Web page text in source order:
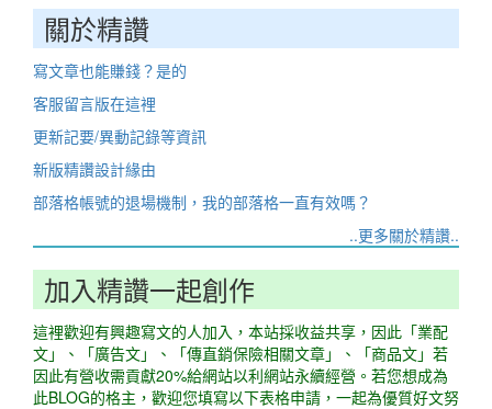
關於精讚
寫文章也能賺錢？是的
客服留言版在這裡
更新記要/異動記錄等資訊
新版精讚設計緣由
部落格帳號的退場機制，我的部落格一直有效嗎？
..更多關於精讚..
加入精讚一起創作
這裡歡迎有興趣寫文的人加入，本站採收益共享，因此「業配
文」、「廣告文」、「傳直銷保險相關文章」、「商品文」若
因此有營收需貢獻20%給網站以利網站永續經營。若您想成為
此BLOG的格主，歡迎您填寫以下表格申請，一起為優質好文努